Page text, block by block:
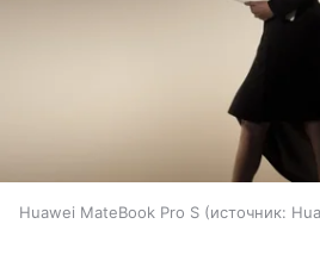
Huawei MateBook Pro S источник: